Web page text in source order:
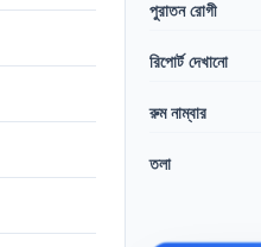
পুরাতন রোগী
রিপোর্ট দেখানো
রুম নাম্বার
তলা